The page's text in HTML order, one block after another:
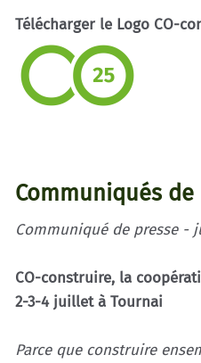
Télécharger le Logo CO-
Communiqués de
Communiqué de presse -
CO-construire, la
2-3-4 juillet à Tournai
Parce que construire